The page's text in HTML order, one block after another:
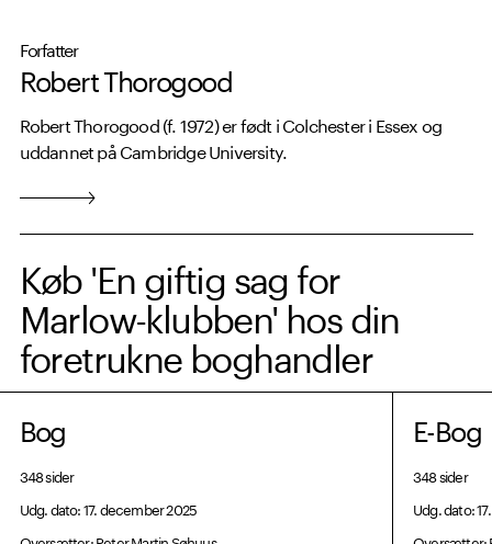
Forfatter
Robert Thorogood
Robert Thorogood (f. 1972) er født i Colchester i Essex og
uddannet på Cambridge University.
Køb 'En giftig sag for
Marlow-klubben' hos din
foretrukne boghandler
Bog
348 sider
Udg. dato: 17. december 2025
E-Bog
348 sider
Udg. dato: